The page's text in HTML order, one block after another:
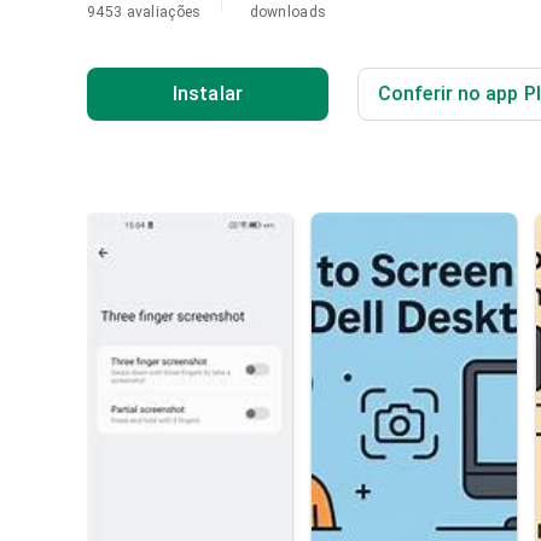
9453 avaliações
downloads
Instalar Conferir no app